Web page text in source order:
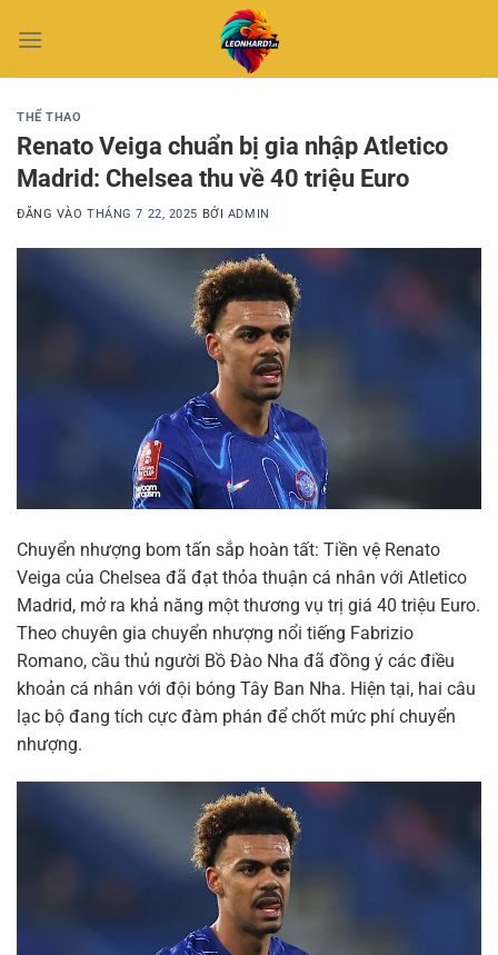
qua
THỂ THAO
Renato Veiga chuẩn bị gia nhập Atletico
Madrid: Chelsea thu về 40 triệu Euro
ĐĂNG VÀOTHÁNG 7 22, 2025 BỞI ADMIN
Chuyển nhượng bom tấn sắp hoàn tất: Tiền vệ Renato
Veiga của Chelsea đã đạt thỏa thuận cá nhân với Atletico
Madrid, mở ra khả năng một thương vụ trị giá 40 triệu Euro.
Theo chuyên gia chuyển nhượng nổi tiếng Fabrizio
Romano, cầu thủ người Bồ Đào Nha đã đồng ý các điều
khoản cá nhân với đội bóng Tây Ban Nha. Hiện tại, hai câu
lạc bộ đang tích cực đàm phán để chốt mức phí chuyển
nhượng.